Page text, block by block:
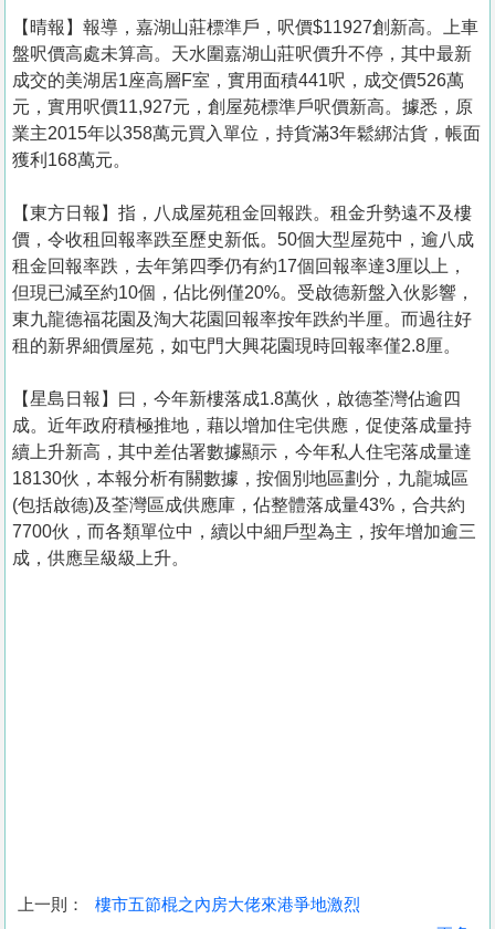
【晴報】報導，嘉湖山莊標準戶，呎價$11927創新高。上車
盤呎價高處未算高。天水圍嘉湖山莊呎價升不停，其中最新
成交的美湖居1座高層F室，實用面積441呎，成交價526萬
元，實用呎價11,927元，創屋苑標準戶呎價新高。據悉，原
業主2015年以358萬元買入單位，持貨滿3年鬆綁沽貨，帳面
獲利168萬元。
【東方日報】指，八成屋苑租金回報跌。租金升勢遠不及樓
價，令收租回報率跌至歷史新低。50個大型屋苑中，逾八成
租金回報率跌，去年第四季仍有約17個回報率達3厘以上，
但現已減至約10個，佔比例僅20%。受啟德新盤入伙影響，
東九龍德福花園及淘大花園回報率按年跌約半厘。而過往好
租的新界細價屋苑，如屯門大興花園現時回報率僅2.8厘。
【星島日報】曰，今年新樓落成1.8萬伙，啟德荃灣佔逾四
成。近年政府積極推地，藉以增加住宅供應，促使落成量持
續上升新高，其中差估署數據顯示，今年私人住宅落成量達
18130伙，本報分析有關數據，按個別地區劃分，九龍城區
(包括啟德)及荃灣區成供應庫，佔整體落成量43%，合共約
7700伙，而各類單位中，續以中細戶型為主，按年增加逾三
成，供應呈級級上升。
上一則：
樓市五節棍之內房大佬來港爭地激烈